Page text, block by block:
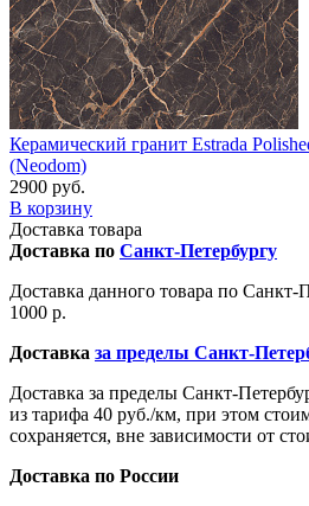
Керамический гранит Estrada
(Neodom)
2900 руб.
В корзину
Доставка товара
Доставка по Санкт-Петербургу
Доставка данного товара по Санкт-
1000 р.
Доставка за пределы Санкт-
Доставка за пределы Санкт-
из тарифа 40 руб./км, при этом
сохраняется, вне зависимости от
Доставка по России